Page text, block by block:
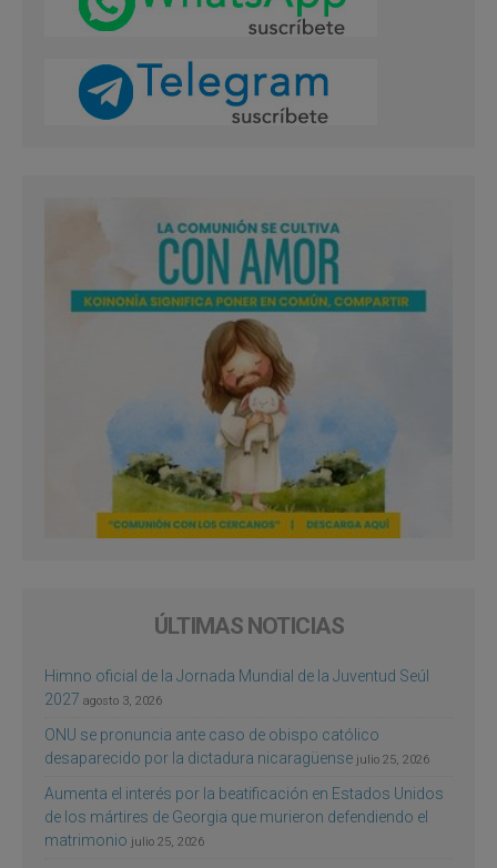
ÚLTIMAS NOTICIAS
Himno oficial de la Jornada Mundial de la Juventud Seúl
2027 agosto 3, 2026
ONU se pronuncia ante caso de obispo católico
desaparecido por la dictadura nicaragüense julio 25, 2026
Aumenta el interés por la beatificación en Estados Unidos
de los mártires de Georgia que murieron defendiendo el
matrimonio julio 25, 2026